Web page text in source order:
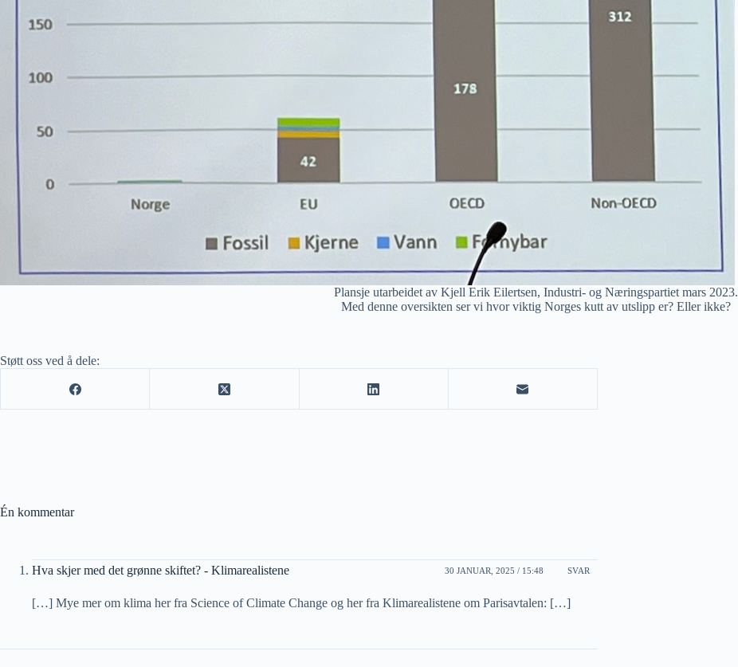
Plansje utarbeidet av Kjell Erik Eilertsen, Industri- og Næringspartiet mars 2023.
Med denne oversikten ser vi hvor viktig Norges kutt av utslipp er? Eller ikke?
Støtt oss ved å dele:
Én kommentar
Hva skjer med det grønne skiftet? - Klimarealistene 30 JANUAR, 2025 / 15:48 SVAR
[…] Mye mer om klima her fra Science of Climate Change og her fra Klimarealistene om Parisavtalen: […]